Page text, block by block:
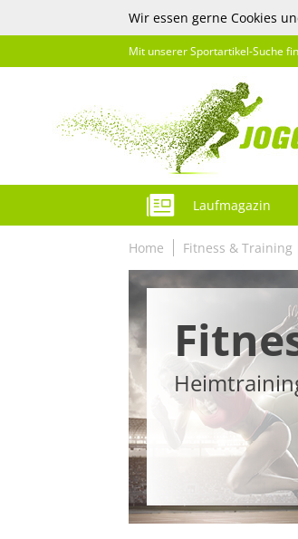
Wir essen gerne Cookies
Mit unserer Sportartikel-Suche
Laufmagazin
Home Fitness & Training